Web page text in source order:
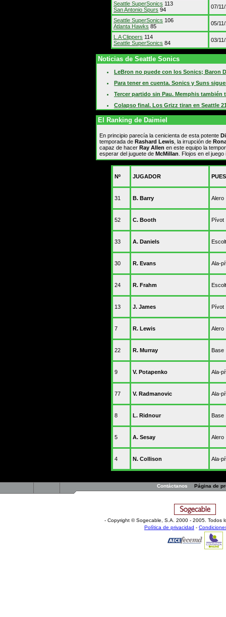
Seattle SuperSonics 113
San Antonio Spurs 94 07/
Seattle SuperSonics 106
Atlanta Hawks 85 05/
L.A Clippers 114
Seattle SuperSonics 84 03/
Noticias de Seattle Sonics
LeBron no puede con los Sonics; Baron
Para tener en cuenta. Sonics y Suns
Tercer partido sin Pau. Memphis también
Colapso final. Los Grizz tiran en Seattle
El Ranking de Daimiel
En principio parecía la cenicienta de esta potente
temporada de Rashard Lewis , la irrupción de
capaz de hacer Ray Allen en este equipo la
esperar del juguete de McMillan . Flojos en el
Nº JUGADOR
31 B. Barry Alero
52 C. Booth Pívot
33 A. Daniels
30 R. Evans Ala-
24 R. Frahm
13 J. James Pívot
7 R. Lewis Alero
22 R. Murray Base
9 V. Potapenko Ala-
77 V. Radmanovic Ala-
8 L. Ridnour Base
5 A. Sesay Alero
4 N. Collison Ala-
Contáctanos Página de
- Copyright © Sogecable, S.A
2000 - 2005. Todos
Política de privacidad -